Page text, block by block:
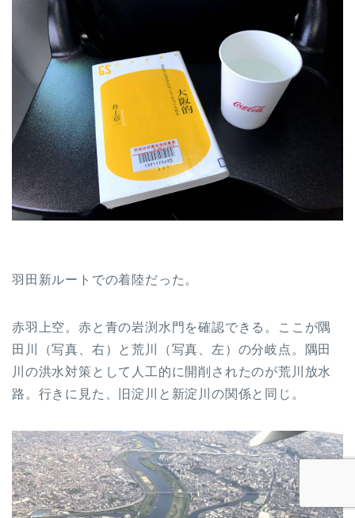
羽田新ルートでの着陸だった。
赤羽上空。赤と青の岩渕水門を確認できる。ここが隅
田川（写真、右）と荒川（写真、左）の分岐点。隅田
川の洪水対策として人工的に開削されたのが荒川放水
路。行きに見た、旧淀川と新淀川の関係と同じ。